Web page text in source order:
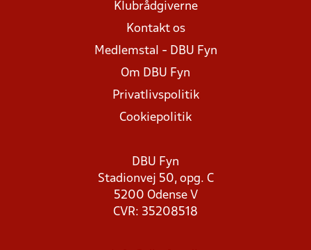
Klubrådgiverne
Kontakt os
Medlemstal - DBU Fyn
Om DBU Fyn
Privatlivspolitik
Cookiepolitik
DBU Fyn
Stadionvej 50, opg. C
5200 Odense V
CVR: 35208518